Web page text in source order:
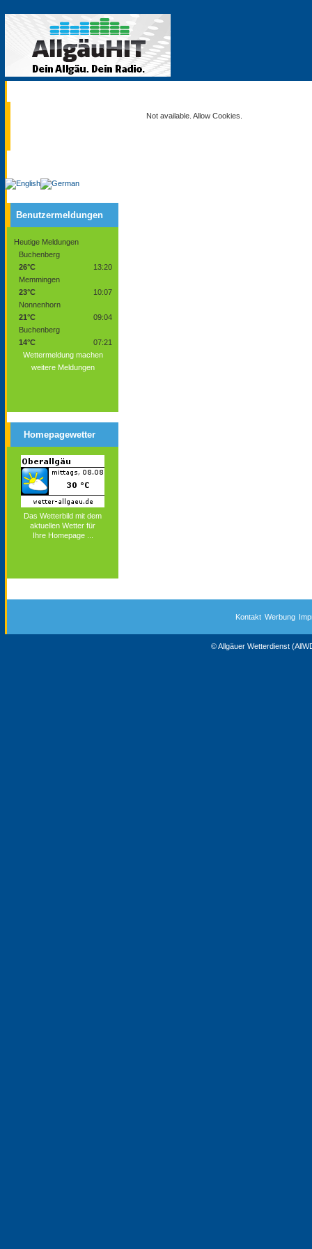
Benutzermeldungen
Heutige Meldungen
Buchenberg
26°C
13:20
Memmingen
23°C
10:07
Nonnenhorn
21°C
09:04
Buchenberg
14°C
07:21
Wettermeldung machen
weitere Meldungen
Homepagewetter
Das Wetterbild mit dem
aktuellen Wetter für
Ihre Homepage ...
Not available. Allow Cookies.
Kontakt Werbung
© Allgäuer Wetterdienst